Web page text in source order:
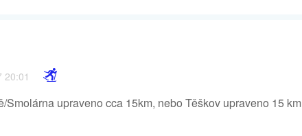
20:01
Smolárna upraveno cca 15km, nebo Těškov upraveno 15 km